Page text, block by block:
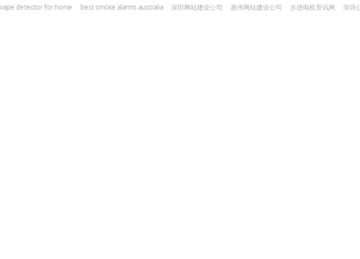
vape detector for home best smoke alarms australia 深圳网站建设公司 惠州网站建设公司 步进电机资讯网 深圳